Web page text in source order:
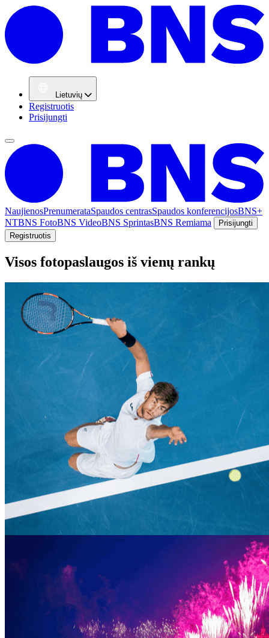
Lietuvių
Registruotis
Prisijungti
NaujienosPrenumerataSpaudos centrasSpaudos konferencijosBNS+
NTBNS FotoBNS VideoBNS SprintasBNS Remiama
Prisijungti
Registruotis
Visos fotopaslaugos iš vienų rankų